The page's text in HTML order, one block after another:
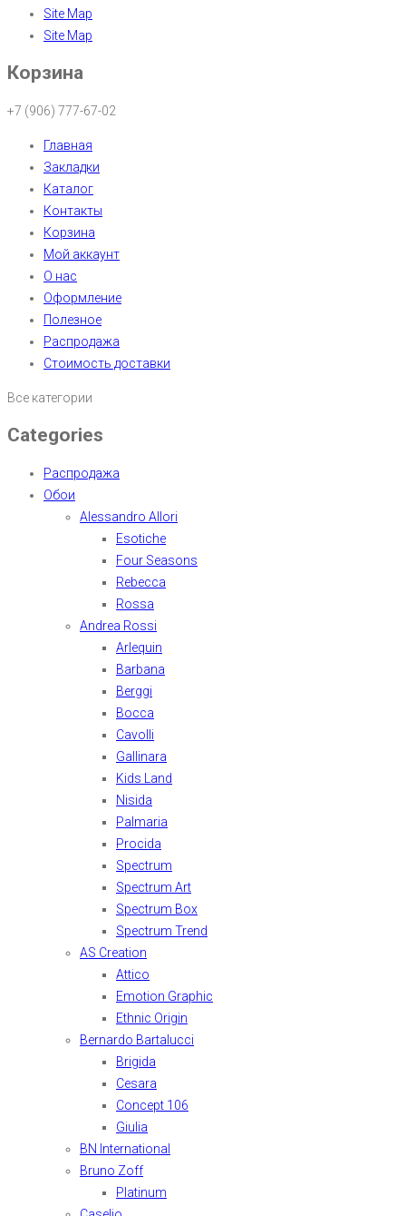
Site Map
Site Map
Корзина
+7 (906) 777-67-02
Главная
Закладки
Каталог
Контакты
Корзина
Мой аккаунт
О нас
Оформление
Полезное
Распродажа
Стоимость доставки
Все категории
Categories
Распродажа
Обои
Alessandro Allori
Esotiche
Four Seasons
Rebecca
Rossa
Andrea Rossi
Arlequin
Barbana
Berggi
Bocca
Cavolli
Gallinara
Kids Land
Nisida
Palmaria
Procida
Spectrum
Spectrum Art
Spectrum Box
Spectrum Trend
AS Creation
Attico
Emotion Graphic
Ethnic Origin
Bernardo Bartalucci
Brigida
Cesara
Concept 106
Giulia
BN International
Bruno Zoff
Platinum